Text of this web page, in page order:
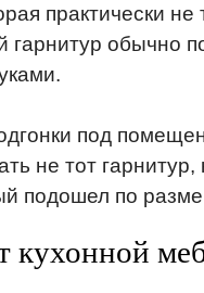
практически
гарнитур обычно
под
не тот
подошел по
кухонной